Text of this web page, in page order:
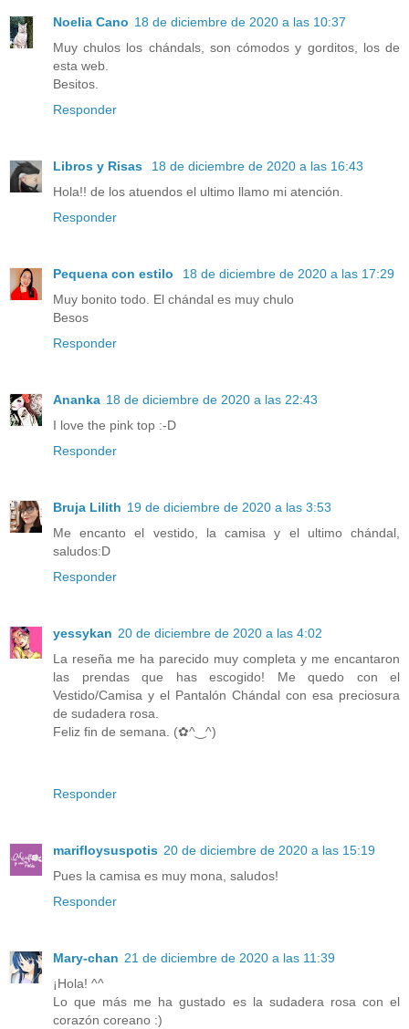
Noelia Cano 18 de diciembre de 2020 a las 10:37
Muy chulos los chándals, son cómodos y gorditos, los de
esta web.
Besitos.
Responder
Libros y Risas
18 de diciembre de 2020 a las 16:43
Hola!! de los atuendos el ultimo llamo mi atención.
Responder
Pequena con estilo
18 de diciembre de 2020 a las 17:29
Muy bonito todo. El chándal es muy chulo
Besos
Responder
Ananka 18 de diciembre de 2020 a las 22:43
I love the pink top :-D
Responder
Bruja Lilith 19 de diciembre de 2020 a las 3:53
Me encanto el vestido, la camisa y el ultimo chándal,
saludos:D
Responder
yessykan 20 de diciembre de 2020 a las 4:02
La reseña me ha parecido muy completa y me encantaron
las prendas que has escogido! Me quedo con el
Vestido/Camisa y el Pantalón Chándal con esa preciosura
de sudadera rosa.
Feliz fin de semana. (✿^‿^)
Responder
marifloysuspotis 20 de diciembre de 2020 a las 15:19
Pues la camisa es muy mona, saludos!
Responder
Mary-chan 21 de diciembre de 2020 a las 11:39
¡Hola! ^^
Lo que más me ha gustado es la sudadera rosa con el
corazón coreano :)